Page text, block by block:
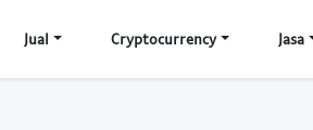
Jual Cryptocurrency Jasa